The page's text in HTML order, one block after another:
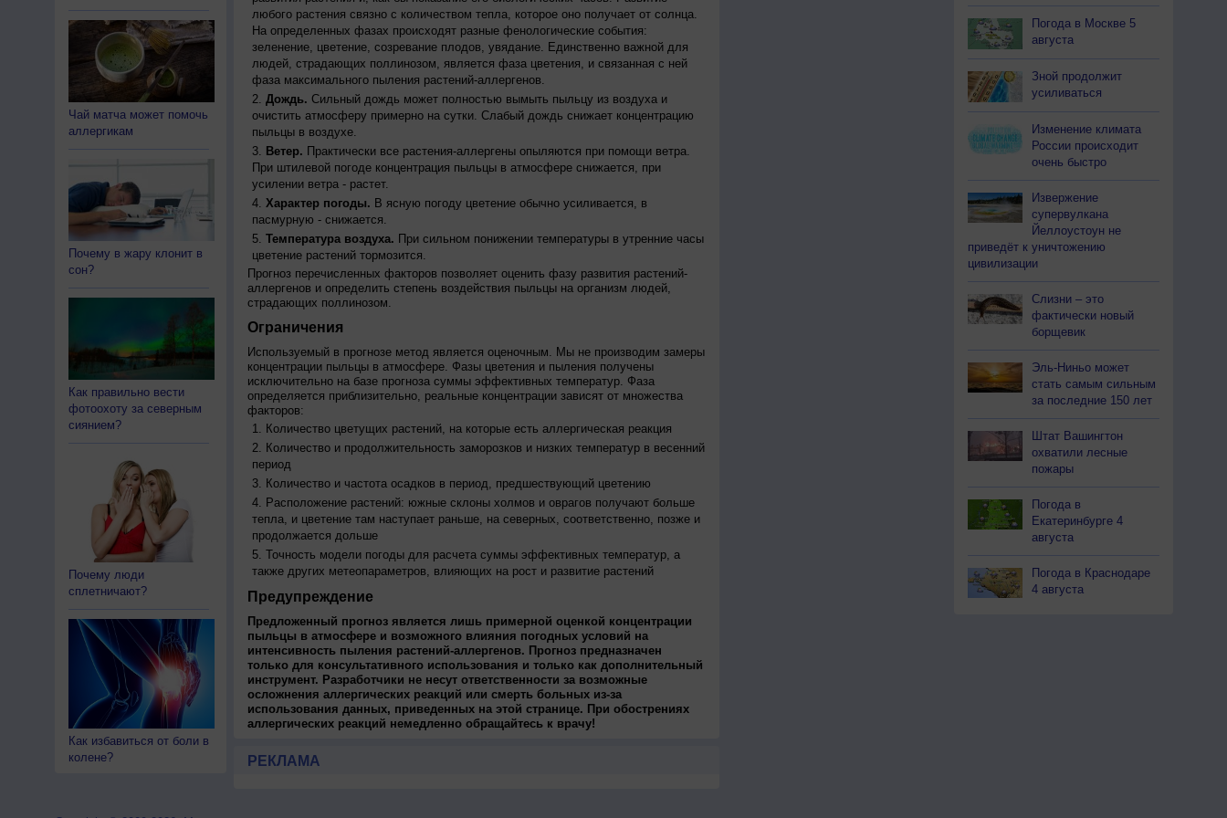
Чай матча может помочь
аллергикам
Почему в жару клонит в
сон?
Как правильно вести
фотоохоту за северным
сиянием?
Почему люди
сплетничают?
Как избавиться от боли в
колене?
любого растения связно с количеством тепла, которое оно получает от солнца.
На определенных фазах происходят разные фенологические события:
зеленение, цветение, созревание плодов, увядание. Единственно важной для
людей, страдающих поллинозом, является фаза цветения, и связанная с ней
фаза максимального пыления растений-аллергенов.
Дождь. Сильный дождь может полностью вымыть пыльцу из воздуха и
очистить атмосферу примерно на сутки. Слабый дождь снижает концентрацию
пыльцы в воздухе.
Ветер. Практически все растения-аллергены опыляются при помощи ветра.
При штилевой погоде концентрация пыльцы в атмосфере снижается, при
усилении ветра - растет.
Характер погоды. В ясную погоду цветение обычно усиливается, в
пасмурную - снижается.
Температура воздуха. При сильном понижении температуры в утренние часы
цветение растений тормозится.
Прогноз перечисленных факторов позволяет оценить фазу развития растений-
аллергенов и определить степень воздействия пыльцы на организм людей,
страдающих поллинозом.
Ограничения
Используемый в прогнозе метод является оценочным. Мы не производим замеры
концентрации пыльцы в атмосфере. Фазы цветения и пыления получены
исключительно на базе прогноза суммы эффективных температур. Фаза
определяется приблизительно, реальные концентрации зависят от множества
факторов:
Количество цветущих растений, на которые есть аллергическая реакция
Количество и продолжительность заморозков и низких температур в весенний
период
Количество и частота осадков в период, предшествующий цветению
Расположение растений: южные склоны холмов и оврагов получают больше
тепла, и цветение там наступает раньше, на северных, соответственно, позже и
продолжается дольше
Точность модели погоды для расчета суммы эффективных температур, а
также других метеопараметров, влияющих на рост и развитие растений
Предупреждение
Предложенный прогноз является лишь примерной оценкой концентрации
пыльцы в атмосфере и возможного влияния погодных условий на
интенсивность пыления растений-аллергенов. Прогноз предназначен
только для консультативного использования и только как дополнительный
инструмент. Разработчики не несут ответственности за возможные
осложнения аллергических реакций или смерть больных из-за
использования данных, приведенных на этой странице. При обострениях
аллергических реакций немедленно обращайтесь к врачу!
РЕКЛАМА
Погода в Москве 5
августа
Зной продолжит
усиливаться
Изменение климата
России происходит
очень быстро
Извержение
супервулкана
Йеллоустоун не
приведёт к уничтожению
цивилизации
Слизни – это
фактически новый
борщевик
Эль-Ниньо может
стать самым сильным
за последние 150 лет
Штат Вашингтон
охватили лесные
пожары
Погода в
Екатеринбурге 4
августа
Погода в Краснодаре
4 августа